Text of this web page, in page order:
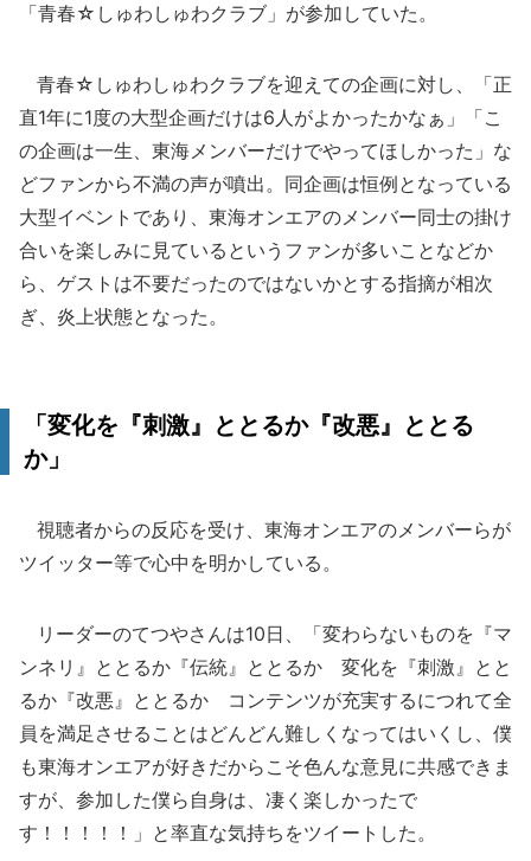
「青春☆しゅわしゅわクラブ」が参加していた。
青春☆しゅわしゅわクラブを迎えての企画に対し、「正
直1年に1度の大型企画だけは6人がよかったかなぁ」「こ
の企画は一生、東海メンバーだけでやってほしかった」な
どファンから不満の声が噴出。同企画は恒例となっている
大型イベントであり、東海オンエアのメンバー同士の掛け
合いを楽しみに見ているというファンが多いことなどか
ら、ゲストは不要だったのではないかとする指摘が相次
ぎ、炎上状態となった。
「変化を『刺激』ととるか『改悪』ととる
か」
視聴者からの反応を受け、東海オンエアのメンバーらが
ツイッター等で心中を明かしている。
リーダーのてつやさんは10日、「変わらないものを『マ
ンネリ』ととるか『伝統』ととるか 変化を『刺激』とと
るか『改悪』ととるか コンテンツが充実するにつれて全
員を満足させることはどんどん難しくなってはいくし、僕
も東海オンエアが好きだからこそ色んな意見に共感できま
すが、参加した僕ら自身は、凄く楽しかったで
す！！！！！」と率直な気持ちをツイートした。